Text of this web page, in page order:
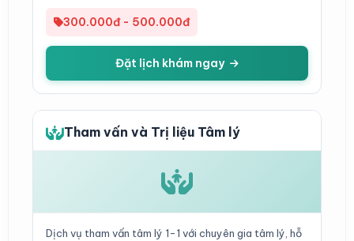
300.000đ - 500.000đ
Đặt lịch khám ngay
Tham vấn và Trị liệu Tâm lý
Dịch vụ tham vấn tâm lý 1-1 với chuyên gia tâm lý, hỗ